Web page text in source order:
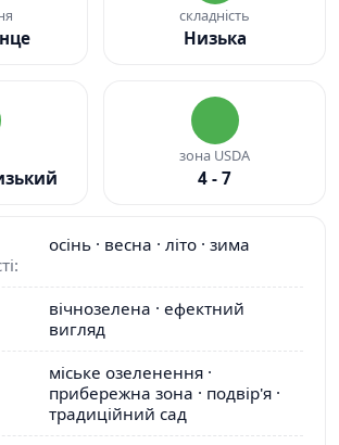
складність
Низька
зона USDA
4 - 7
осінь · весна · літо · зима
вічнозелена · ефектний
вигляд
міське озеленення ·
прибережна зона · подвір'я ·
традиційний сад